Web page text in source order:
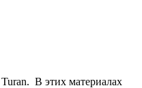
В этих материалах